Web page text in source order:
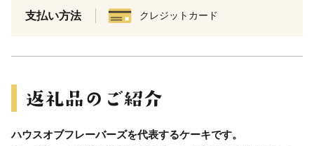
支払い方法 クレジットカード
ハウスオブフレーバーズを代表するケーキです。